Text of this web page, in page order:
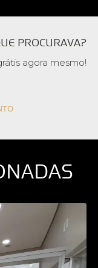
PROCURAVA?
agora mesmo!